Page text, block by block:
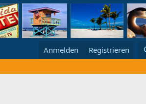
Anmelden Registrieren